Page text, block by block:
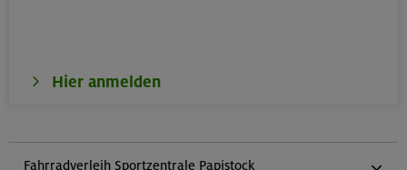
Hier anmelden
Fahrradverleih Sportzentrale Papistock